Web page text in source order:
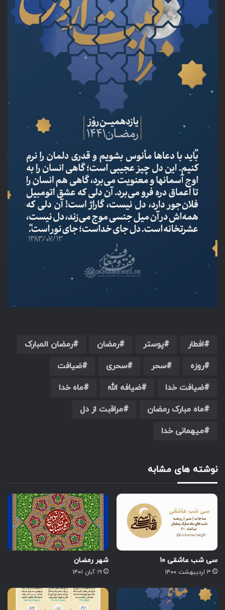
افطار پوستر رمضان
رمضان المبارک
روزه
سحر سحری
ضیافت
ضیافت خدا
ضیافه الله
ماه خدا
ماه مبارک رمضان
مراقبت از دل
میهمانی خدا
نوشته های مشابه
سی شب عاشقی ۱۰
۳ اردیبهشت ۱۴۰۰
شهر رمضان
۱۹ آبان ۱۴۰۱